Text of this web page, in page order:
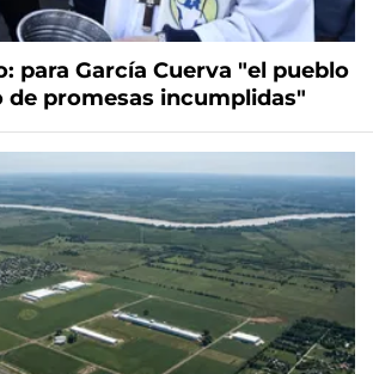
para García Cuerva "el pueblo
de promesas incumplidas"